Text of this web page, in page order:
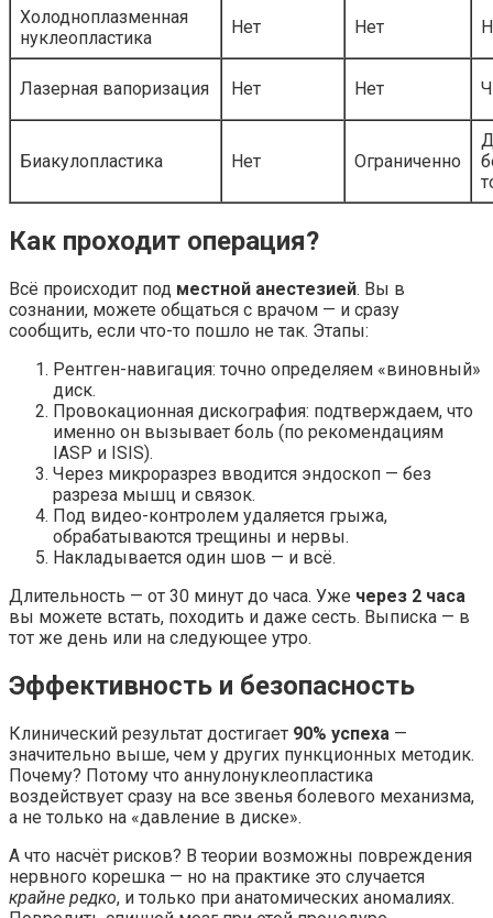
Холодноплазменная
нуклеопластика
Нет Нет
Лазерная вапоризация Нет Нет
Биакулопластика Нет Ограниченно
Как проходит операция?
Всё происходит под местной анестезией. Вы в
сознании, можете общаться с врачом — и сразу
сообщить, если что-то пошло не так. Этапы:
Рентген-навигация: точно определяем «виновный»
диск.
Провокационная дискография: подтверждаем, что
именно он вызывает боль (по рекомендациям
IASP и ISIS).
Через микроразрез вводится эндоскоп — без
разреза мышц и связок.
Под видео-контролем удаляется грыжа,
обрабатываются трещины и нервы.
Накладывается один шов — и всё.
Длительность — от 30 минут до часа. Уже через 2 часа
вы можете встать, походить и даже сесть. Выписка — в
тот же день или на следующее утро.
Эффективность и безопасность
Клинический результат достигает 90% успеха —
значительно выше, чем у других пункционных методик.
Почему? Потому что аннулонуклеопластика
воздействует сразу на все звенья болевого механизма,
а не только на «давление в диске».
А что насчёт рисков? В теории возможны повреждения
нервного корешка — но на практике это случается
крайне редко, и только при анатомических аномалиях.